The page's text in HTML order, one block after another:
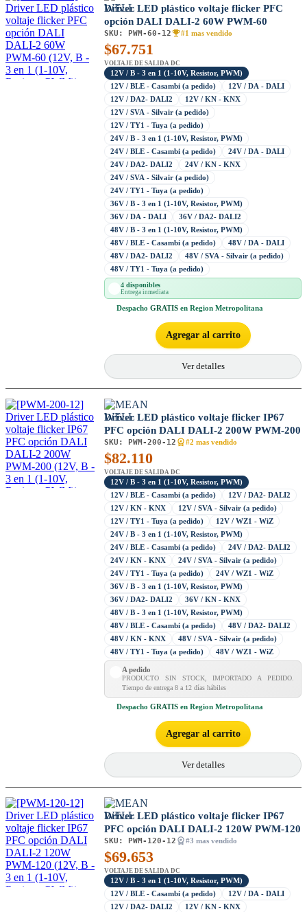
Driver LED plástico voltaje flicker PFC
opción DALI DALI-2 60W PWM-60
SKU: PWM-60-12 #1 mas vendido
$67.751
VOLTAJE DE SALIDA DC
12V / B - 3 en 1 (1-10V, Resistor, PWM)
12V / BLE - Casambi (a pedido)
12V / DA - DALI
12V / DA2- DALI2
12V / KN - KNX
12V / SVA - Silvair (a pedido)
12V / TY1 - Tuya (a pedido)
24V / B - 3 en 1 (1-10V, Resistor, PWM)
24V / BLE - Casambi (a pedido)
24V / DA - DALI
24V / DA2- DALI2
24V / KN - KNX
24V / SVA - Silvair (a pedido)
24V / TY1 - Tuya (a pedido)
36V / B - 3 en 1 (1-10V, Resistor, PWM)
36V / DA - DALI
36V / DA2- DALI2
48V / B - 3 en 1 (1-10V, Resistor, PWM)
48V / BLE - Casambi (a pedido)
48V / DA - DALI
48V / DA2- DALI2
48V / SVA - Silvair (a pedido)
48V / TY1 - Tuya (a pedido)
4 disponibles
Entrega inmediata
Despacho GRATIS en Region Metropolitana
Agregar al carrito
Ver detalles
Driver LED plástico voltaje flicker IP67
PFC opción DALI DALI-2 200W PWM-200
SKU: PWM-200-12 #2 mas vendido
$82.110
VOLTAJE DE SALIDA DC
12V / B - 3 en 1 (1-10V, Resistor, PWM)
12V / BLE - Casambi (a pedido)
12V / DA2- DALI2
12V / KN - KNX
12V / SVA - Silvair (a pedido)
12V / TY1 - Tuya (a pedido)
12V / WZ1 - WiZ
24V / B - 3 en 1 (1-10V, Resistor, PWM)
24V / BLE - Casambi (a pedido)
24V / DA2- DALI2
24V / KN - KNX
24V / SVA - Silvair (a pedido)
24V / TY1 - Tuya (a pedido)
24V / WZ1 - WiZ
36V / B - 3 en 1 (1-10V, Resistor, PWM)
36V / DA2- DALI2
36V / KN - KNX
48V / B - 3 en 1 (1-10V, Resistor, PWM)
48V / BLE - Casambi (a pedido)
48V / DA2- DALI2
48V / KN - KNX
48V / SVA - Silvair (a pedido)
48V / TY1 - Tuya (a pedido)
48V / WZ1 - WiZ
A pedido
PRODUCTO SIN STOCK, IMPORTADO A PEDIDO.
Tiempo de entrega 8 a 12 días hábiles
Despacho GRATIS en Region Metropolitana
Agregar al carrito
Ver detalles
Driver LED plástico voltaje flicker IP67
PFC opción DALI DALI-2 120W PWM-120
SKU: PWM-120-12 #3 mas vendido
$69.653
VOLTAJE DE SALIDA DC
12V / B - 3 en 1 (1-10V, Resistor, PWM)
12V / BLE - Casambi (a pedido)
12V / DA - DALI
12V / DA2- DALI2
12V / KN - KNX